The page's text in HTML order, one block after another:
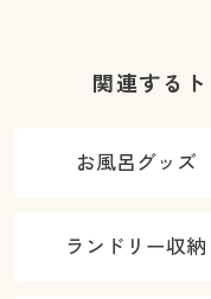
関連する
お風呂グッズ
ランドリー収納